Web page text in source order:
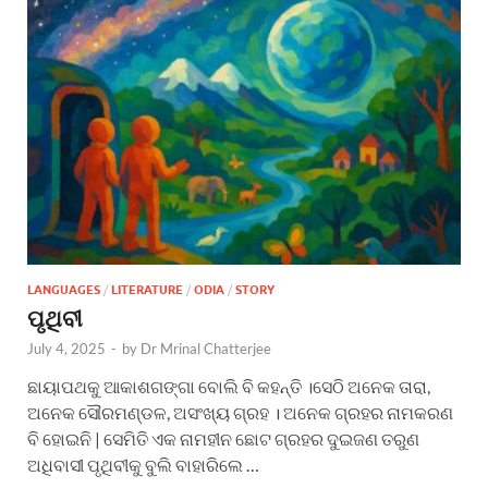
LANGUAGES / LITERATURE / ODIA / STORY
ପୃଥିବୀ
July 4, 2025 - by Dr Mrinal Chatterjee
ଛାୟାପଥକୁ ଆକାଶଗଙ୍ଗା ବୋଲି ବି କହନ୍ତି ।ସେଠି ଅନେକ ତାରା,
ଅନେକ ସୌରମଣ୍ଡଳ, ଅସଂଖ୍ୟ ଗ୍ରହ । ଅନେକ ଗ୍ରହର ନାମକରଣ
ବି ହୋଇନି | ସେମିତି ଏକ ନାମହୀନ ଛୋଟ ଗ୍ରହର ଦୁଇଜଣ ତରୁଣ
ଅଧିବାସୀ ପୃଥିବୀକୁ ବୁଲି ବାହାରିଲେ …